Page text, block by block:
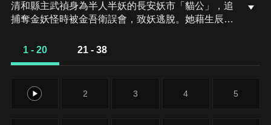
清和縣主武禎身為半人半妖的長安妖市「貓公」，追
捕奪金妖怪時被金吾衛誤會，致妖逃脫。她藉生辰宴
請入玄鑒司案牘庫。生辰宴上武禎藉口看上梅逐雨，
度相遇。
1 - 20 21 - 38
1 2 3 4 5